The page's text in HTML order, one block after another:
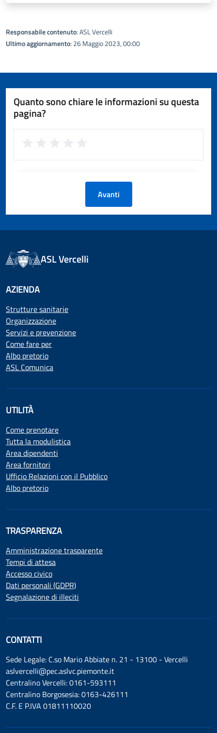
Responsabile contenuto: ASL Vercelli
Ultimo aggiornamento: 26 Maggio 2023, 00:00
Quanto sono chiare le informazioni su questa
pagina?
Avanti
ASL Vercelli
AZIENDA
Strutture sanitarie
Organizzazione
Servizi e prevenzione
Come fare per
Albo pretorio
ASL Comunica
UTILITÀ
Come prenotare
Tutta la modulistica
Area dipendenti
Area fornitori
Ufficio Relazioni con il Pubblico
Albo pretorio
TRASPARENZA
Amministrazione trasparente
Tempi di attesa
Accesso civico
Dati personali (GDPR)
Segnalazione di illeciti
CONTATTI
Sede Legale: C.so Mario Abbiate n. 21 - 13100 - Vercelli
aslvercelli@pec.aslvc.piemonte.it
Centralino Vercelli: 0161-593111
Centralino Borgosesia: 0163-426111
C.F. E P.IVA 01811110020